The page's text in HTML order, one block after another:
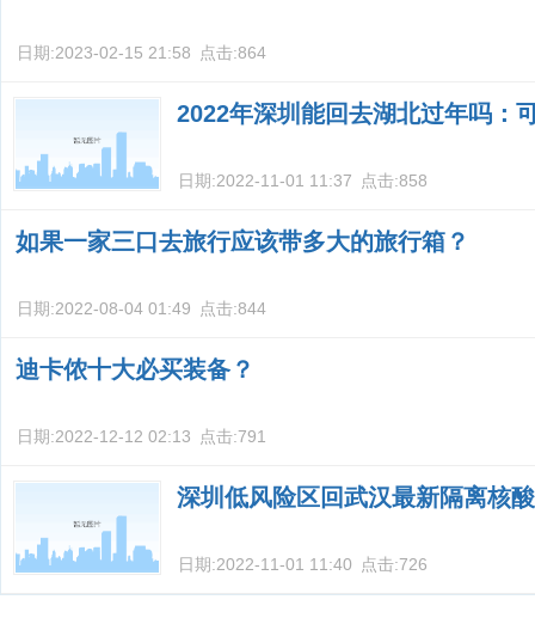
日期:2023-02-15 21:58 点击:864
2022年深圳能回去湖北过年吗：
日期:2022-11-01 11:37 点击:858
如果一家三口去旅行应该带多大的旅行箱？
日期:2022-08-04 01:49 点击:844
迪卡侬十大必买装备？
日期:2022-12-12 02:13 点击:791
深圳低风险区回武汉最新隔离核
日期:2022-11-01 11:40 点击:726